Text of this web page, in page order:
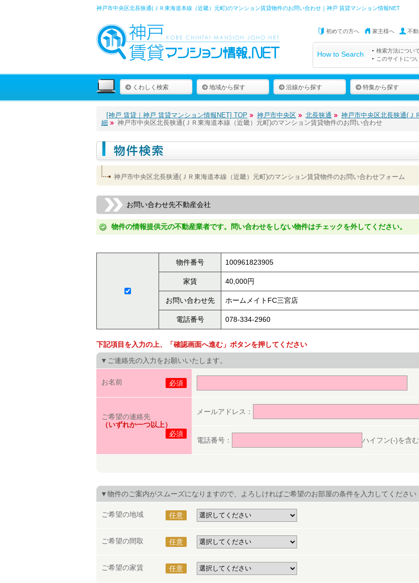
神戸市中央区北長狭通(ＪＲ東海道本線（近畿）元町)のマンション賃貸物件のお問い合わせ｜神戸 賃貸マンション情報NET
初めての方へ 家主様へ 不
How to Search 検索方法につい
このサイトにつ
くわしく検索 地域から探す 沿線から探す 特集から探す
[神戸 賃貸｜神戸 賃貸マンション情報NET] TOP 神戸市中央区 北長狭通
神戸市中央区北長狭通(Ｊ
細
神戸市中央区北長狭通(ＪＲ東海道本線（近畿）元町)のマンション賃貸物件のお問い合わせ
神戸市中央区北長狭通(ＪＲ東海道本線（近畿）元町)のマンション賃貸物件のお問い合わせフォーム
お問い合わせ先不動産会社
物件の情報提供元の不動産業者です。問い合わせをしない物件はチェックを外してください。
物件番号 100961823905
家賃 40,000円
お問い合わせ先 ホームメイトFC三宮店
電話番号 078-334-2960
下記項目を入力の上、「確認画面へ進む」ボタンを押してください
▼ご連絡先の入力をお願いいたします。
お名前 必須
ご希望の連絡先
（いずれか一つ以上）
必須
メールアドレス：
電話番号： ハイフン(-)を含
▼物件のご案内がスムーズになりますので、よろしければご希望のお部屋の条件を入力してください
ご希望の地域 任意
ご希望の間取 任意
ご希望の家賃 任意